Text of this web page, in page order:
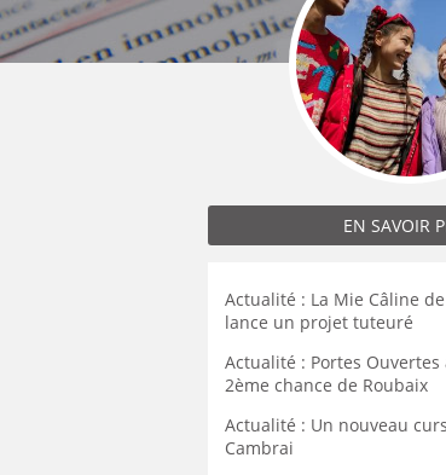
WATTRELOS
MARCQ-EN-BAROEUL
MAUBEUGE
SOISSONS
MÉCANIQUE
MÉTALLURGIE
MÉTIERS DE BOUCHE
OPERATEUR DE
OPERATEUR RÉGLEUR
PRODUCTION
PRODUCTION / CONDUITE
DOUAI
VALENCIENNES
COMPIÈGNE
WATTRELOS
MARCQ-EN-BAROEUL
SOISSONS
LOMME
WATTRELOS
MARCQ-EN-
LENS
MAUBEUGE
LIÉVIN
SOISSONS
LOMME
INSPECTION /
JARDINAGE
MÉCANICIEN
MÉTIERS DE
PRÉPARATEUR
RESTAURATION
SCIENCES
EN SAVOIR
Actualité : La Mie Câline
lance un projet tuteuré
Actualité : Portes Ouvertes
2ème chance de Roubaix
Actualité : Un nouveau
Cambrai